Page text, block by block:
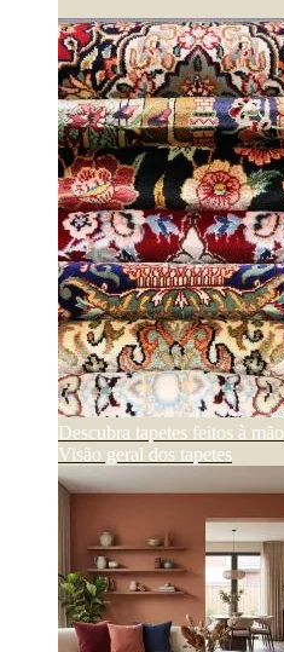
Descubra tapetes feitos à mão
Visão geral dos tapetes